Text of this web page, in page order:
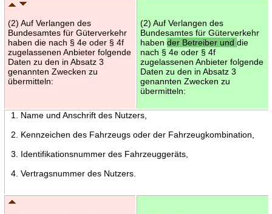
(2) Auf Verlangen des
Bundesamtes für Güterverkehr
haben die nach § 4e oder § 4f
zugelassenen Anbieter folgende
Daten zu den in Absatz 3
genannten Zwecken zu
übermitteln:
(2) Auf Verlangen des
Bundesamtes für Güterverkehr
haben der Betreiber und die
nach § 4e oder § 4f
zugelassenen Anbieter folgende
Daten zu den in Absatz 3
genannten Zwecken zu
übermitteln:
1. Name und Anschrift des Nutzers,
2. Kennzeichen des Fahrzeugs oder der Fahrzeugkombination,
3. Identifikationsnummer des Fahrzeuggeräts,
4. Vertragsnummer des Nutzers.